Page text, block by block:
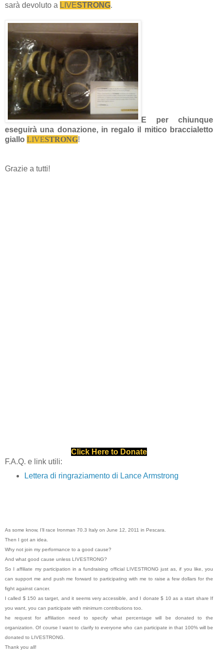
sarà devoluto a LIVESTRONG.
E per chiunque
eseguirà una donazione, in regalo il mitico braccialetto
giallo LIVESTRONG!
Grazie a tutti!
Click Here to Donate
F.A.Q. e link utili:
Lettera di ringraziamento di Lance Armstrong
As some know, I’ll race Ironman 70.3 Italy on June 12, 2011 in Pescara.
Then I got an idea.
Why not join my performance to a good cause?
And what good cause unless LIVESTRONG?
So I affiliate my participation in a fundraising official LIVESTRONG just as, if you like, you
can support me and push me forward to participating with me to raise a few dollars for the
fight against cancer.
I called $ 150 as target, and it seems very accessible, and I donate $ 10 as a start share If
you want, you can participate with minimum contributions too.
he request for affiliation need to specify what percentage will be donated to the
organization. Of course I want to clarify to everyone who can participate in that 100% will be
donated to LIVESTRONG.
Thank you all!